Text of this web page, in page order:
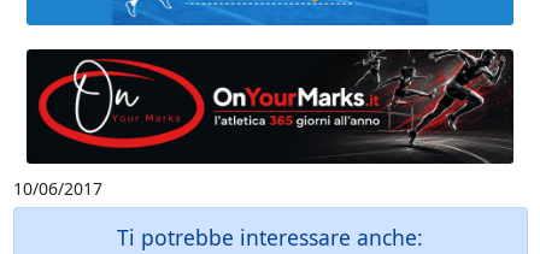
10/06/2017
Ti potrebbe interessare anche: